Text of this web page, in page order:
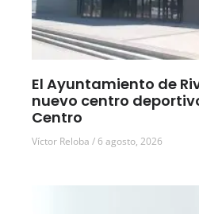
El Ayuntamiento de
nuevo centro
Centro
Víctor Reloba 6 agosto, 2026